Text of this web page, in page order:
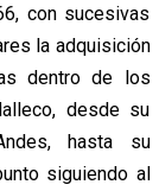
con sucesivas
la adquisición
dentro de los
desde su
hasta su
siguiendo al